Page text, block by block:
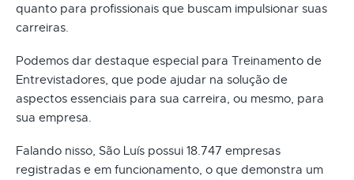
quanto para profissionais que buscam impulsionar suas
carreiras.
Podemos dar destaque especial para Treinamento de
Entrevistadores, que pode ajudar na solução de
aspectos essenciais para sua carreira, ou mesmo, para
sua empresa.
Falando nisso, São Luís possui 18.747 empresas
registradas e em funcionamento, o que demonstra um